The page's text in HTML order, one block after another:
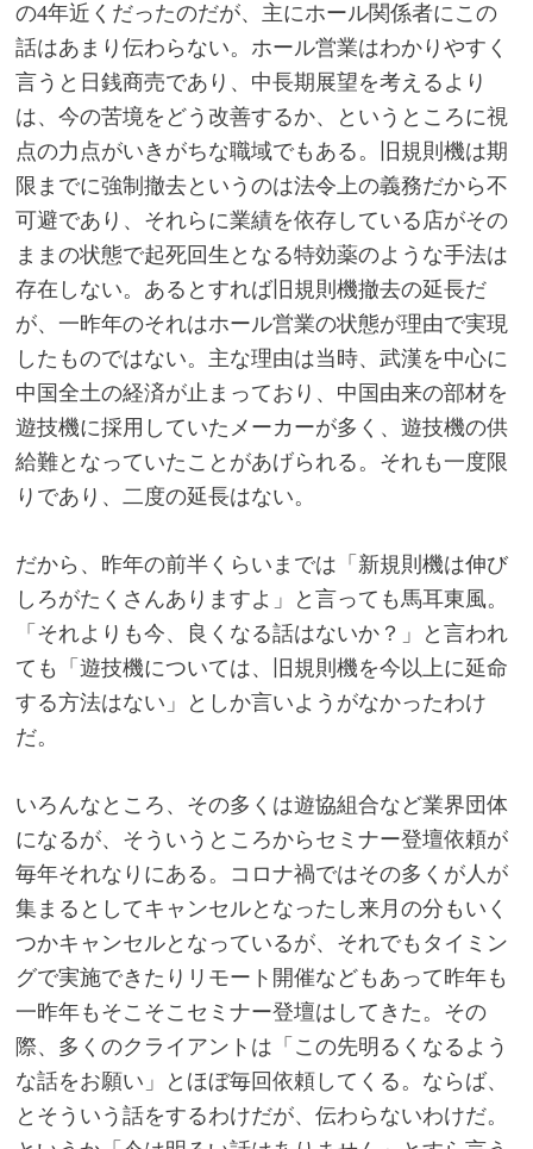
の4年近くだったのだが、主にホール関係者にこの
話はあまり伝わらない。ホール営業はわかりやすく
言うと日銭商売であり、中長期展望を考えるより
は、今の苦境をどう改善するか、というところに視
点の力点がいきがちな職域でもある。旧規則機は期
限までに強制撤去というのは法令上の義務だから不
可避であり、それらに業績を依存している店がその
ままの状態で起死回生となる特効薬のような手法は
存在しない。あるとすれば旧規則機撤去の延長だ
が、一昨年のそれはホール営業の状態が理由で実現
したものではない。主な理由は当時、武漢を中心に
中国全土の経済が止まっており、中国由来の部材を
遊技機に採用していたメーカーが多く、遊技機の供
給難となっていたことがあげられる。それも一度限
りであり、二度の延長はない。
だから、昨年の前半くらいまでは「新規則機は伸び
しろがたくさんありますよ」と言っても馬耳東風。
「それよりも今、良くなる話はないか？」と言われ
ても「遊技機については、旧規則機を今以上に延命
する方法はない」としか言いようがなかったわけ
だ。
いろんなところ、その多くは遊協組合など業界団体
になるが、そういうところからセミナー登壇依頼が
毎年それなりにある。コロナ禍ではその多くが人が
集まるとしてキャンセルとなったし来月の分もいく
つかキャンセルとなっているが、それでもタイミン
グで実施できたりリモート開催などもあって昨年も
一昨年もそこそこセミナー登壇はしてきた。その
際、多くのクライアントは「この先明るくなるよう
な話をお願い」とほぼ毎回依頼してくる。ならば、
とそういう話をするわけだが、伝わらないわけだ。